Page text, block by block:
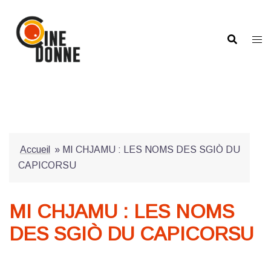
contenu
Accueil » MI CHJAMU : LES NOMS DES SGIÒ DU
CAPICORSU
MI CHJAMU : LES NOMS
DES SGIÒ DU CAPICORSU